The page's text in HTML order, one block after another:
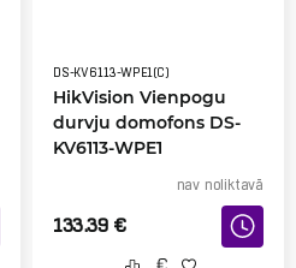
DS-KV6113-WPE1(C)
HikVision Vienpogu
durvju domofons DS-
KV6113-WPE1
nav noliktavā
133.39 €